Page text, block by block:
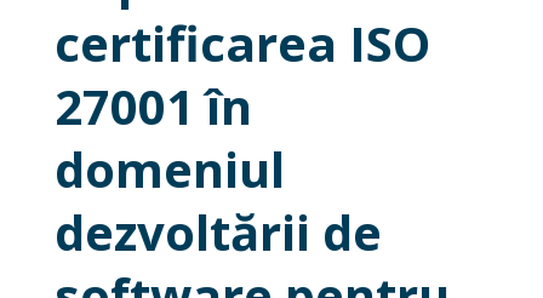
certificarea ISO
27001 în
domeniul
dezvoltării de